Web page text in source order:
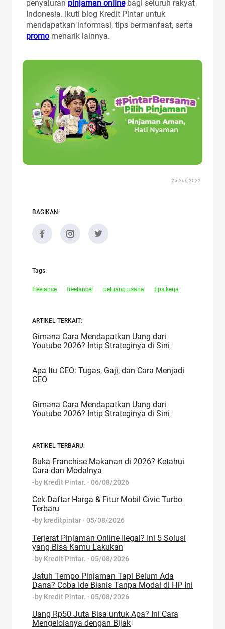
penyaluran pinjaman onlinebagi seluruh rakyat
Indonesia. Ikuti blog Kredit Pintar untuk
mendapatkan informasi, tips bermanfaat, serta
promo menarik lainnya.
25 Aug 2022
BAGIKAN:
Tags:
freelance freelancer peluang usaha tips kerja
ARTIKEL TERKAIT:
Gimana Cara Mendapatkan Uang dari
Youtube 2026? Intip Strateginya di Sini
Apa Itu CEO: Tugas, Gaji, dan Cara Menjadi
CEO
Gimana Cara Mendapatkan Uang dari
Youtube 2026? Intip Strateginya di Sini
ARTIKEL TERBARU:
Buka Franchise Makanan di 2026? Ketahui
Cara dan Modalnya
-by Kredit Pintar. · 06/08/2026
Cek Daftar Harga & Fitur Mobil Civic Turbo
Terbaru
-by kreditpintar · 05/08/2026
Terjerat Pinjaman Online Ilegal? Ini 5 Solusi
yang Bisa Kamu Lakukan
-by Kredit Pintar. · 05/08/2026
Jatuh Tempo Pinjaman Tapi Belum Ada
Dana? Coba Ide Bisnis Tanpa Modal di HP Ini
-by Kredit Pintar. · 05/08/2026
Uang Rp50 Juta Bisa untuk Apa? Ini Cara
Mengelolanya dengan Bijak